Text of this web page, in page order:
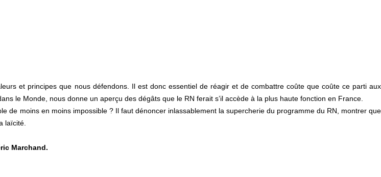
et principes que nous défendons. Il est donc essentiel de réagir et de combattre coûte que coûte ce parti aux
le Monde, nous donne un aperçu des dégâts que le RN ferait s’il accède à la plus haute fonction en France.
de moins en moins impossible ? Il faut dénoncer inlassablement la supercherie du programme du RN, montrer que
laïcité.
Marchand.